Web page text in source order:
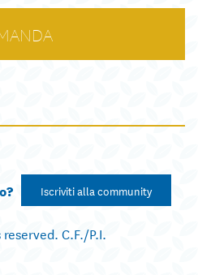
Iscriviti alla community
C.F./P.I.